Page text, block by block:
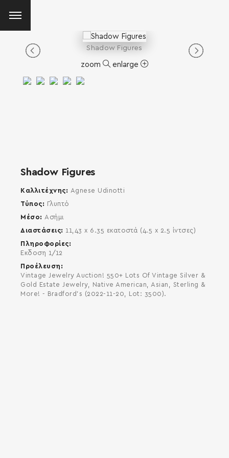
Shadow Figures
zoom enlarge
Shadow Figures
Καλλιτέχνης
Agnese Udinotti
Τύπος
Γλυπτό
Μέσο
Ασήμι
Διαστάσεις
11,43 x 6.35 εκατοστά (4.5 x 2.5 ίντσες)
Πληροφορίες
Έκδοση 1/12
Προέλευση
Vintage Jewelry Auction! 550+ Lots Of Vintage Silver &
Gold Estate Jewelry, Native American, Asian, Sterling &
More! - Bradford's (2022-11-20, Lot: 3500).